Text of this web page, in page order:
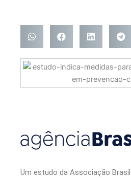
Um estudo da Associação